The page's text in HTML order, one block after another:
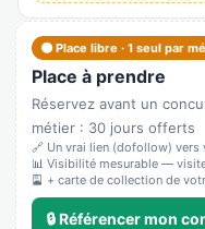
🟠 Place libre · 1 seul par
Place à prendre
Réservez avant un
métier : 30 jours offerts
🔗 Un vrai lien (dofollow) vers
📊 Visibilité mesurable —
🎴 + carte de collection de
🔒 Référencer mon